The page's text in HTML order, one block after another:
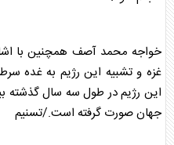
خواجه محمد آصف همچنین با
غزه و تشبیه این رژیم به غده
این رژیم در طول سه سال گذشته
جهان صورت گرفته است./تسنیم